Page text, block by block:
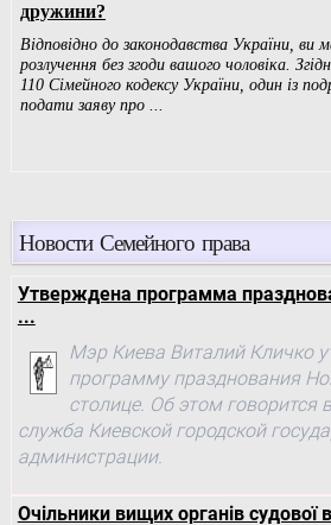
Новости Семейного права
Утверждена программа
...
Мэр Киева Виталий Кличко
программу празднования
столице. Об этом говорится
служба Киевской городской
администрации.
Очільники вищих органів судової